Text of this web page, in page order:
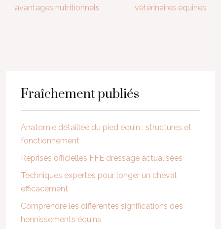
avantages nutritionnels
vétérinaires équines
Fraîchement publiés
Anatomie détaillée du pied équin : structures et
fonctionnement
Reprises officielles FFE dressage actualisées
Techniques expertes pour longer un cheval
efficacement
Comprendre les différentes significations des
hennissements équins